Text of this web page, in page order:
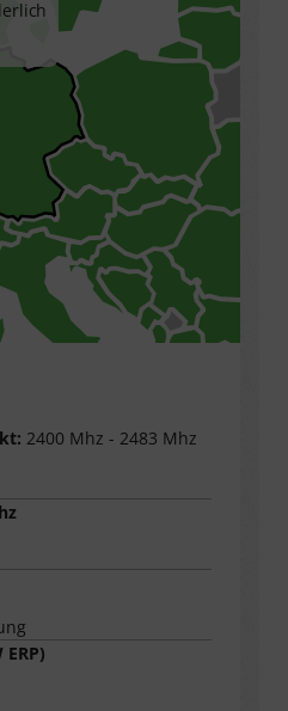
2400 Mhz - 2483 Mhz
ERP)